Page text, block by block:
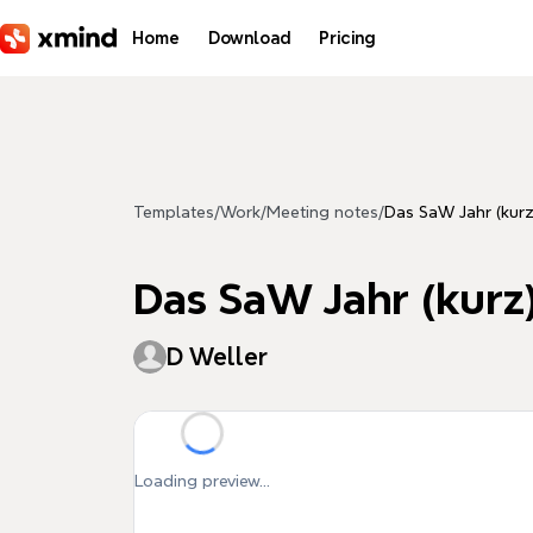
Home Download Pricing
Templates/Work/Meeting notes/Das SaW Jahr
Das SaW Jahr
D Weller
Loading preview...